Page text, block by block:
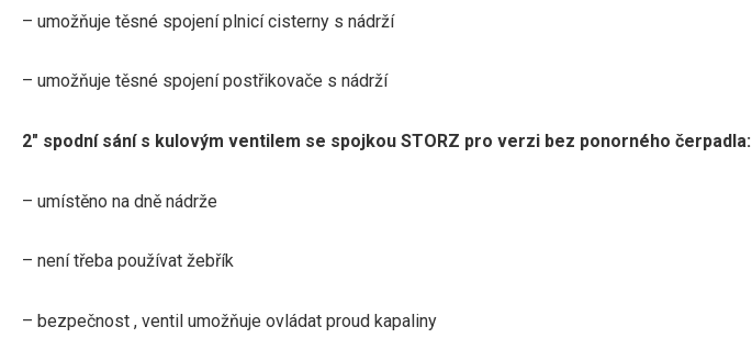
– umožňuje těsné spojení plnicí cisterny s nádrží
– umožňuje těsné spojení postřikovače s nádrží
2″ spodní sání s kulovým ventilem se spojkou STORZ pro verzi bez ponorného čerpadla:
– umístěno na dně nádrže
– není třeba používat žebřík
– bezpečnost , ventil umožňuje ovládat proud kapaliny